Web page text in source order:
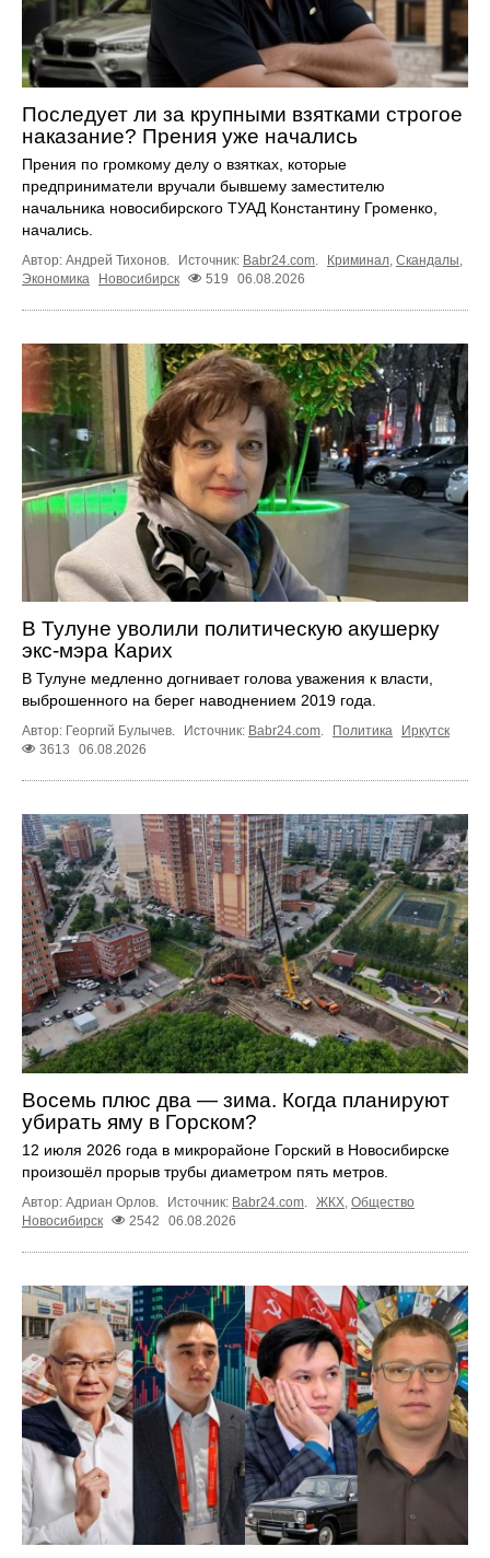
Последует ли за крупными взятками строгое
наказание? Прения уже начались
Прения по громкому делу о взятках, которые
предприниматели вручали бывшему заместителю
начальника новосибирского ТУАД Константину Громенко,
начались.
Автор: Андрей Тихонов. Источник: Babr24.com Криминал Скандалы
Экономика
Новосибирск 519 06.08.2026
В Тулуне уволили политическую акушерку
экс-мэра Карих
В Тулуне медленно догнивает голова уважения к власти,
выброшенного на берег наводнением 2019 года.
Автор: Георгий Булычев. Источник: Babr24.com. Политика
Иркутск
3613
06.08.2026
Восемь плюс два — зима. Когда планируют
убирать яму в Горском?
12 июля 2026 года в микрорайоне Горский в Новосибирске
произошёл прорыв трубы диаметром пять метров.
Автор: Адриан Орлов. Источник: Babr24.com. ЖКХ, Общество
Новосибирск
2542 06.08.2026